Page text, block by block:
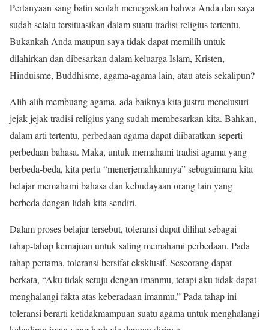
Pertanyaan sang batin seolah menegaskan bahwa Anda dan saya
sudah selalu tersituasikan dalam suatu tradisi religius tertentu.
Bukankah Anda maupun saya tidak dapat memilih untuk
dilahirkan dan dibesarkan dalam keluarga Islam, Kristen,
Hinduisme, Buddhisme, agama-agama lain, atau ateis sekalipun?
Alih-alih membuang agama, ada baiknya kita justru menelusuri
jejak-jejak tradisi religius yang sudah membesarkan kita. Bahkan,
dalam arti tertentu, perbedaan agama dapat diibaratkan seperti
perbedaan bahasa. Maka, untuk memahami tradisi agama yang
berbeda-beda, kita perlu “menerjemahkannya” sebagaimana kita
belajar memahami bahasa dan kebudayaan orang lain yang
berbeda dengan lidah kita sendiri.
Dalam proses belajar tersebut, toleransi dapat dilihat sebagai
tahap-tahap kemajuan untuk saling memahami perbedaan. Pada
tahap pertama, toleransi bersifat eksklusif. Seseorang dapat
berkata, “Aku tidak setuju dengan imanmu, tetapi aku tidak dapat
menghalangi fakta atas keberadaan imanmu.” Pada tahap ini
toleransi berarti ketidakmampuan suatu agama untuk menghalangi